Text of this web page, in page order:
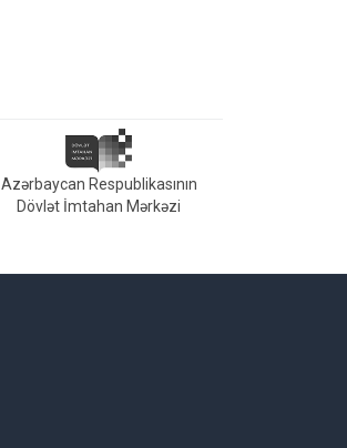
Azərbaycan Respublikasının
Dövlət İmtahan Mərkəzi